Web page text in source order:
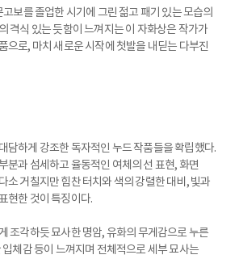
보를 졸업한 시기에 그린 젊고 패기 있는 모습의
격식 있는 듯함이 느껴지는 이 자화상은 작가가
으로, 마치 새로운 시작에 첫발을 내딛는 다부진
담하게 강조한 독자적인 누드 작품들을 확립했다.
분과 섬세하고 율동적인 여체의 선 표현, 화면
소 거칠지만 힘찬 터치와 색의 강렬한 대비, 빛과
현한 것이 특징이다.
조각하듯 묘사한 명암, 유화의 무게감으로 누른
체감 등이 느껴지며 전체적으로 세부 묘사는